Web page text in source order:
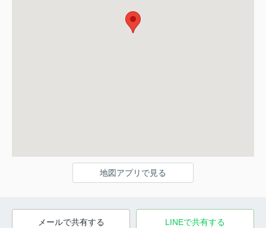
地図アプリで見る
メールで共有する LINEで共有する